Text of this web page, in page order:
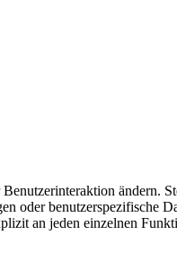
ändern.
oder benutzerspezifische
an jeden einzelnen